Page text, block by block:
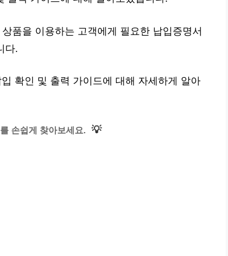
품을 이용하는 고객에게 필요한 납입증명서
다.
확인 및 출력 가이드에 대해 자세하게 알아
손쉽게 찾아보세요. 💡